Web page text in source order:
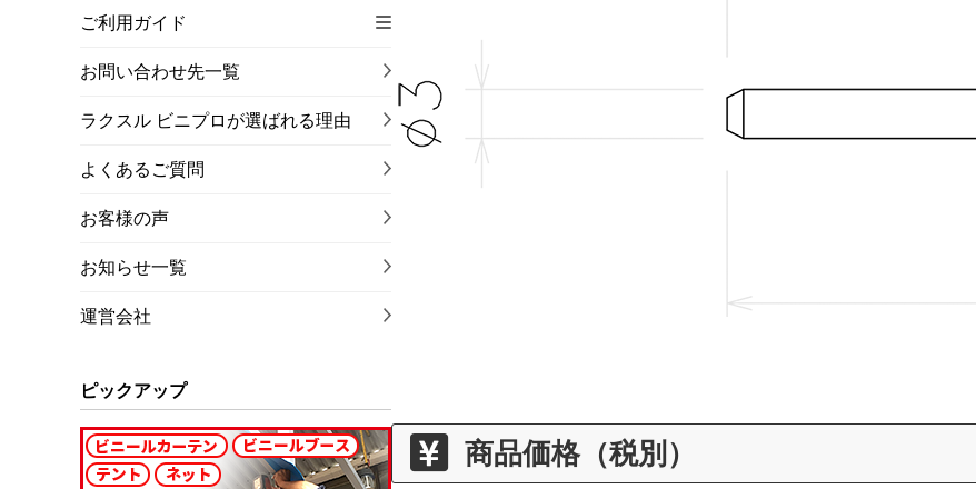
商品価格（税別）
ご利用ガイド
お問い合わせ先一覧
ラクスル ビニプロが選ばれる理由
よくあるご質問
お客様の声
お知らせ一覧
運営会社
ピックアップ